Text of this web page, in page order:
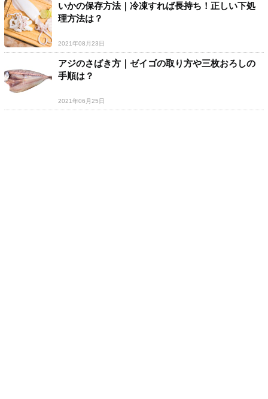
いかの保存方法｜冷凍すれば長持ち！正しい下処
理方法は？
2021年08月23日
アジのさばき方｜ゼイゴの取り方や三枚おろしの
手順は？
2021年06月25日